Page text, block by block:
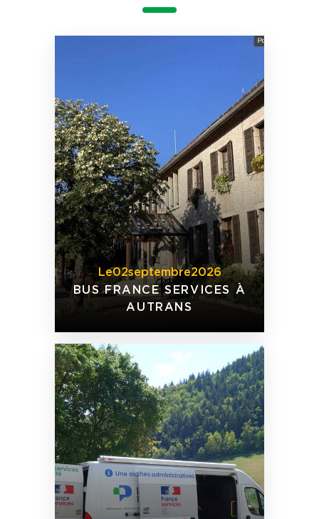
Le02septembre2026
BUS FRANCE SERVICES À
AUTRANS